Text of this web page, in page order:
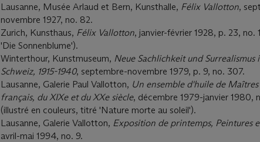
Lausanne, Musée Arlaud et Bern, Kunsthalle, Félix Vallotton,
novembre 1927, no. 82.
Zurich, Kunsthaus, Félix Vallotton, janvier-février 1928, p. 23, no.
'Die Sonnenblume').
Winterthour, Kunstmuseum, Neue Sachlichkeit und Surrealismus
Schweiz, 1915-1940, septembre-novembre 1979, p. 9, no. 307.
Lausanne, Galerie Paul Vallotton, Un ensemble d'huile de Maîtres
français, du XIXe et du XXe siècle, décembre 1979-janvier 1980,
(illustré en couleurs, titré 'Nature morte au soleil').
Lausanne, Galerie Vallotton, Exposition de printemps, Peintures
avril-mai 1994, no. 9.